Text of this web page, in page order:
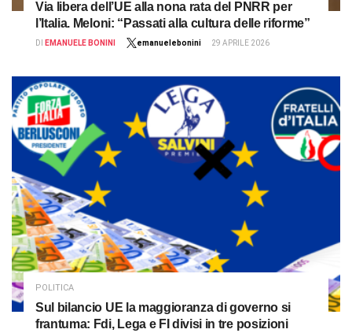
Via libera dell’UE alla nona rata del PNRR per
l’Italia. Meloni: “Passati alla cultura delle riforme”
DI EMANUELE BONINI emanuelebonini 29 APRILE 2026
POLITICA
Sul bilancio UE la maggioranza di governo si
frantuma: Fdi, Lega e FI divisi in tre posizioni